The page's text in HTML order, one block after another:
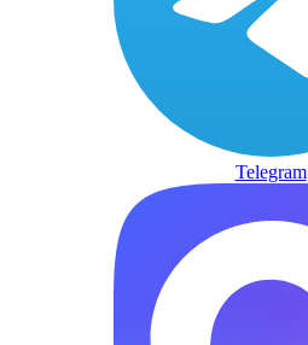
Telegram